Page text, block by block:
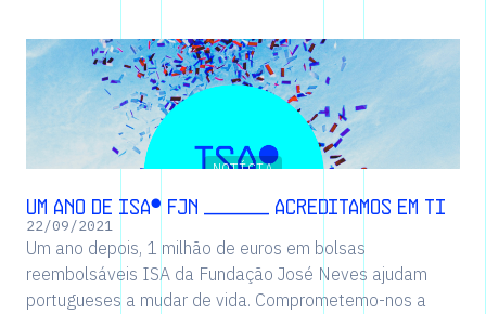
NOTÍCIA
Um ano de ISAº FJN ______ Acreditamos em ti
22/09/2021
Um ano depois, 1 milhão de euros em bolsas
reembolsáveis ISA da Fundação José Neves ajudam
portugueses a mudar de vida. Comprometemo-nos a